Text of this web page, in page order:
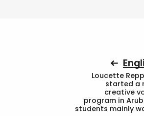
Loucette
started a
creative
program in
students mainly